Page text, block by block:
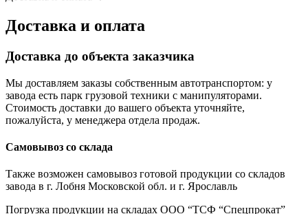
Доставка и оплата
Доставка до объекта заказчика
Мы доставляем заказы собственным автотранспортом: у
завода есть парк грузовой техники с манипуляторами.
Стоимость доставки до вашего объекта уточняйте,
пожалуйста, у менеджера отдела продаж.
Самовывоз со склада
Также возможен самовывоз готовой продукции со складов
завода в г. Лобня Московской обл. и г. Ярославль
Погрузка продукции на складах ООО “ТСФ “Спецпрокат”